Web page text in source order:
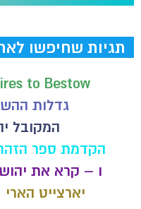
תגיות שחיפשו
to Bestow
גדלות
המקובל
הקדמת ספר
ו – קרא את
יארצייט הארי